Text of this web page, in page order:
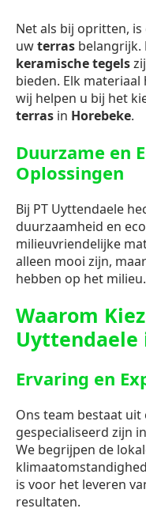
Net als bij opritten,
uwterras belangrijk.
keramische tegels
bieden. Elk
wij helpen u bij het
terras in Horebeke.
Duurzame en
Oplossingen
Bij PT Uyttendaele
duurzaamheid en
milieuvriendelijke
alleen mooi zijn,
hebben op het milieu.
Waarom
Uyttendaele
Ervaring en
Ons team bestaat
gespecialiseerd zijn
We begrijpen de
is voor het leveren
resultaten.